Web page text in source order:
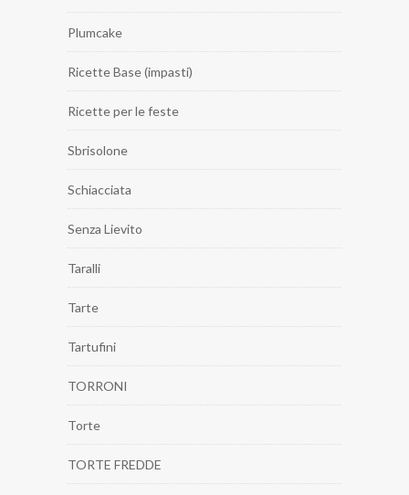
Plumcake
Ricette Base (impasti)
Ricette per le feste
Sbrisolone
Schiacciata
Senza Lievito
Taralli
Tarte
Tartufini
TORRONI
Torte
TORTE FREDDE